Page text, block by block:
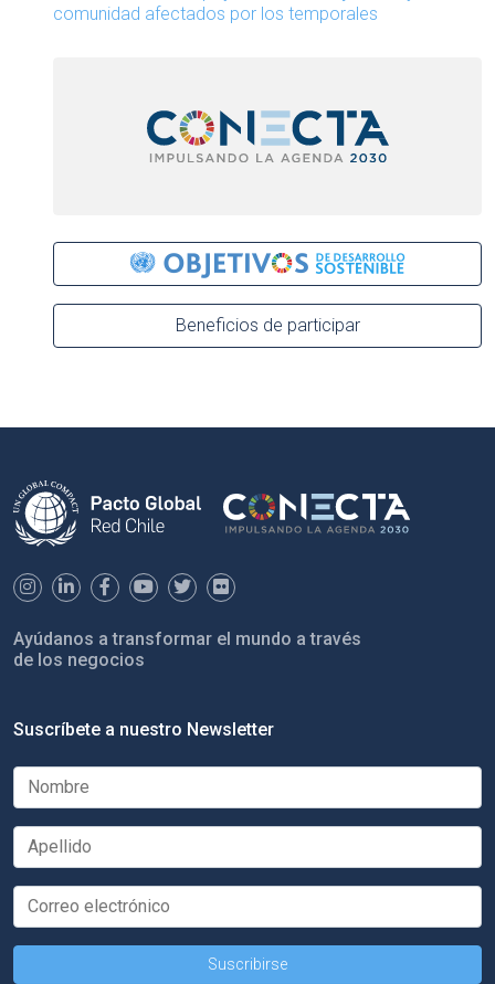
comunidad afectados por los temporales
Beneficios de participar
Ayúdanos a transformar el mundo a través
de los negocios
Suscríbete a nuestro Newsletter